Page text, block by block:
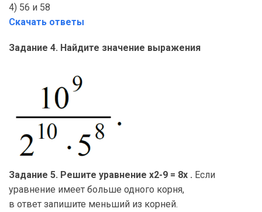
4) 56 и 58
Скачать ответы
Задание 4. Найдите значение выражения
Задание 5. Решите уравнение х2-9 = 8x . Если
уравнение имеет больше одного корня,
в ответ запишите меньший из корней.